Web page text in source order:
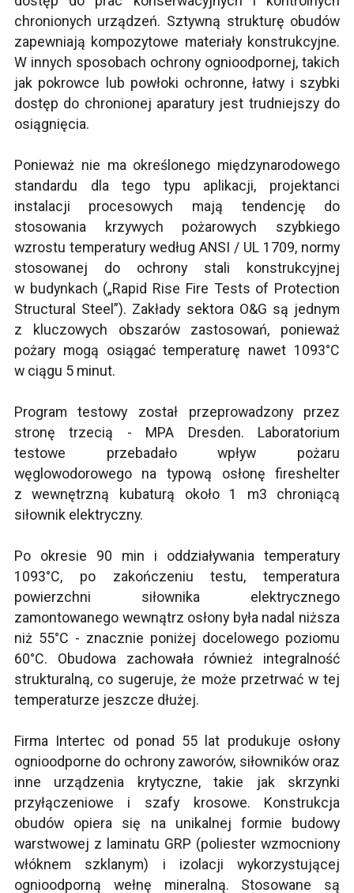
chronionych urządzeń. Sztywną strukturę obudów
zapewniają kompozytowe materiały konstrukcyjne.
W innych sposobach ochrony ognioodpornej, takich
jak pokrowce lub powłoki ochronne, łatwy i szybki
dostęp do chronionej aparatury jest trudniejszy do
osiągnięcia.
Ponieważ nie ma określonego międzynarodowego
standardu dla tego typu aplikacji, projektanci
instalacji procesowych mają tendencję do
stosowania krzywych pożarowych szybkiego
wzrostu temperatury według ANSI / UL 1709, normy
stosowanej do ochrony stali konstrukcyjnej
w budynkach („Rapid Rise Fire Tests of Protection
Structural Steel”). Zakłady sektora O&G są jednym
z kluczowych obszarów zastosowań, ponieważ
pożary mogą osiągać temperaturę nawet 1093°C
w ciągu 5 minut.
Program testowy został przeprowadzony przez
stronę trzecią - MPA Dresden. Laboratorium
testowe przebadało wpływ pożaru
węglowodorowego na typową osłonę fireshelter
z wewnętrzną kubaturą około 1 m3 chroniącą
siłownik elektryczny.
Po okresie 90 min i oddziaływania temperatury
1093°C, po zakończeniu testu, temperatura
powierzchni siłownika elektrycznego
zamontowanego wewnątrz osłony była nadal niższa
niż 55°C - znacznie poniżej docelowego poziomu
60°C. Obudowa zachowała również integralność
strukturalną, co sugeruje, że może przetrwać w tej
temperaturze jeszcze dłużej.
Firma Intertec od ponad 55 lat produkuje osłony
ognioodporne do ochrony zaworów, siłowników oraz
inne urządzenia krytyczne, takie jak skrzynki
przyłączeniowe i szafy krosowe. Konstrukcja
obudów opiera się na unikalnej formie budowy
warstwowej z laminatu GRP (poliester wzmocniony
włóknem szklanym) i izolacji wykorzystującej
ognioodporną wełnę mineralną. Stosowane są